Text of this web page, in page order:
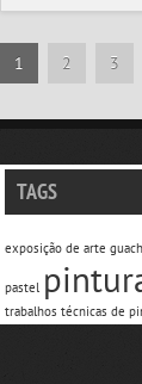
1 2 3
TAGS
exposição de arte
pastel
trabalhos técnicas de